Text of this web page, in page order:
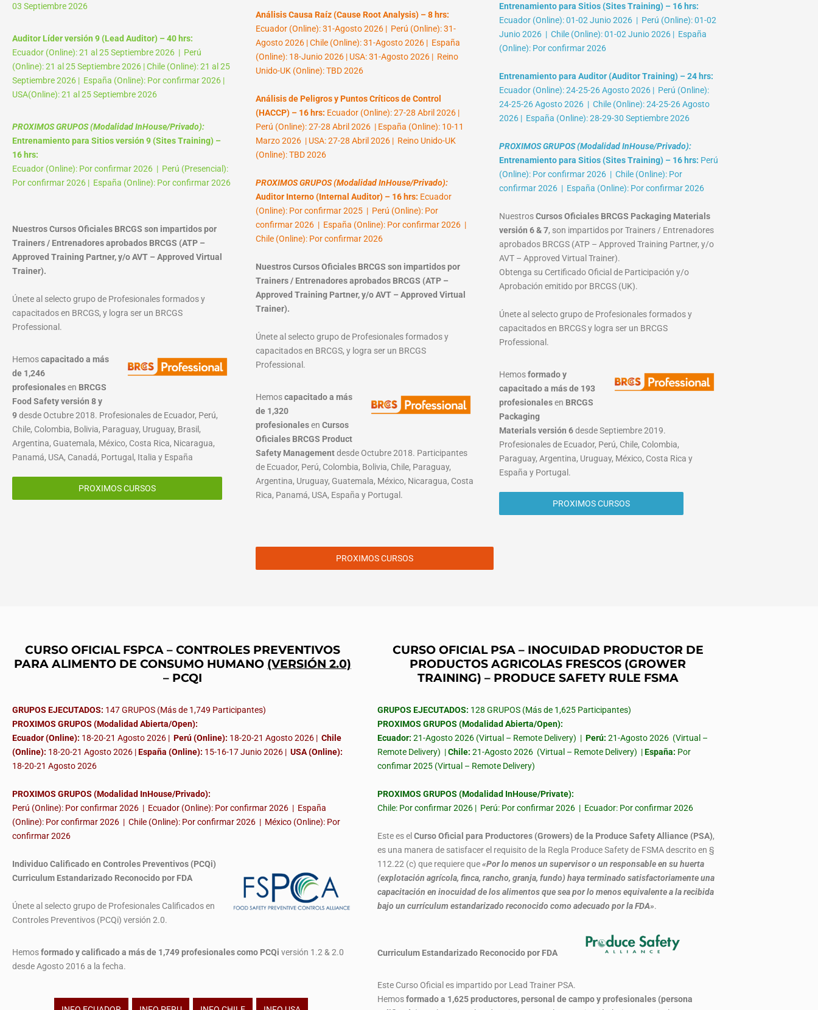
03 Septiembre 2026
Auditor Líder versión 9 (Lead Auditor) – 40 hrs:
Ecuador (Online): 21 al 25 Septiembre 2026 | Perú
(Online): 21 al 25 Septiembre 2026 | Chile (Online): 21 al 25
Septiembre 2026 | España (Online): Por confirmar 2026 |
USA(Online): 21 al 25 Septiembre 2026
PROXIMOS GRUPOS (Modalidad InHouse/Privado):
Entrenamiento para Sitios versión 9 (Sites Training) –
16 hrs:
Ecuador (Online): Por confirmar 2026 | Perú (Presencial):
Por confirmar 2026 | España (Online): Por confirmar 2026
Nuestros Cursos Oficiales BRCGS son impartidos por
Trainers / Entrenadores aprobados BRCGS (ATP –
Approved Training Partner, y/o AVT – Approved Virtual
Trainer).
Únete al selecto grupo de Profesionales formados y
capacitados en BRCGS, y logra ser un BRCGS
Professional.
Hemoscapacitado a más
de 1,246
profesionalesen BRCGS
Food Safety versión 8 y
9desde Octubre 2018. Profesionales de Ecuador, Perú,
Chile, Colombia, Bolivia, Paraguay, Uruguay, Brasil,
Argentina, Guatemala, México, Costa Rica, Nicaragua,
Panamá, USA, Canadá, Portugal, Italia y España
PROXIMOS CURSOS
Análisis Causa Raíz (Cause Root Analysis) – 8 hrs:
Ecuador (Online): 31-Agosto 2026 | Perú (Online): 31-
Agosto 2026 | Chile (Online): 31-Agosto 2026 | España
(Online): 18-Junio 2026 | USA: 31-Agosto 2026 | Reino
Unido-UK (Online): TBD 2026
Análisis de Peligros y Puntos Críticos de Control
(HACCP) – 16 hrs: Ecuador (Online): 27-28 Abril 2026 |
Perú (Online): 27-28 Abril 2026 | España (Online): 10-11
Marzo 2026 | USA: 27-28 Abril 2026 | Reino Unido-UK
(Online): TBD 2026
PROXIMOS GRUPOS (Modalidad InHouse/Privado):
Auditor Interno (Internal Auditor) – 16 hrs: Ecuador
(Online): Por confirmar 2025 | Perú (Online): Por
confirmar 2026 | España (Online): Por confirmar 2026 |
Chile (Online): Por confirmar 2026
Nuestros Cursos Oficiales BRCGS son impartidos por
Trainers / Entrenadores aprobados BRCGS (ATP –
Approved Training Partner, y/o AVT – Approved Virtual
Trainer).
Únete al selecto grupo de Profesionales formados y
capacitados en BRCGS, y logra ser un BRCGS
Professional.
Hemoscapacitado a más
de 1,320
profesionalesen Cursos
Oficiales BRCGS Product
Safety Managementdesde Octubre 2018. Participantes
de Ecuador, Perú, Colombia, Bolivia, Chile, Paraguay,
Argentina, Uruguay, Guatemala, México, Nicaragua, Costa
Rica, Panamá, USA, España y Portugal.
PROXIMOS CURSOS
Entrenamiento para Sitios (Sites Training) – 16 hrs:
Ecuador (Online): 01-02 Junio 2026 | Perú (Online): 01-02
Junio 2026 | Chile (Online): 01-02 Junio 2026 | España
(Online): Por confirmar 2026
Entrenamiento para Auditor (Auditor Training) – 24 hrs:
Ecuador (Online): 24-25-26 Agosto 2026 | Perú (Online):
24-25-26 Agosto 2026 | Chile (Online): 24-25-26 Agosto
2026 | España (Online): 28-29-30 Septiembre 2026
PROXIMOS GRUPOS (Modalidad InHouse/Privado):
Entrenamiento para Sitios (Sites Training) – 16 hrs: Perú
(Online): Por confirmar 2026 | Chile (Online): Por
confirmar 2026 | España (Online): Por confirmar 2026
NuestrosCursos Oficiales BRCGS Packaging Materials
versión 6 & 7, son impartidos por Trainers / Entrenadores
aprobados BRCGS (ATP – Approved Training Partner, y/o
AVT – Approved Virtual Trainer).
Obtenga su Certificado Oficial de Participación y/o
Aprobación emitido por BRCGS (UK).
Únete al selecto grupo de Profesionales formados y
capacitados en BRCGS y logra ser un BRCGS
Professional.
Hemosformado y
capacitado a más de 193
profesionalesen BRCGS
Packaging
Materialsversión 6desde Septiembre 2019.
Profesionales de Ecuador, Perú, Chile, Colombia,
Paraguay, Argentina, Uruguay, México, Costa Rica y
España y Portugal.
PROXIMOS CURSOS
CURSO OFICIAL FSPCA – CONTROLES PREVENTIVOS
PARA ALIMENTO DE CONSUMO HUMANO (VERSIÓN 2.0)
– PCQI
GRUPOS EJECUTADOS: 147 GRUPOS (Más de 1,749 Participantes)
PROXIMOS GRUPOS (Modalidad Abierta/Open):
Ecuador (Online): 18-20-21 Agosto 2026 | Perú (Online): 18-20-21 Agosto 2026 | Chile
(Online): 18-20-21 Agosto 2026 |España (Online): 15-16-17 Junio 2026 | USA (Online):
18-20-21 Agosto 2026
PROXIMOS GRUPOS (Modalidad InHouse/Privado):
Perú (Online): Por confirmar 2026 | Ecuador (Online): Por confirmar 2026 | España
(Online): Por confirmar 2026 | Chile (Online): Por confirmar 2026 | México (Online): Por
confirmar 2026
Individuo Calificado en Controles Preventivos (PCQi)
Curriculum Estandarizado Reconocido por FDA
Únete al selecto grupo de Profesionales Calificados en
Controles Preventivos (PCQi) versión 2.0.
Hemosformado y calificado a más de 1,749 profesionalescomo PCQi versión 1.2 & 2.0
desde Agosto 2016 a la fecha.
CURSO OFICIAL PSA – INOCUIDAD PRODUCTOR DE
PRODUCTOS AGRICOLAS FRESCOS (GROWER
TRAINING) – PRODUCE SAFETY RULE FSMA
GRUPOS EJECUTADOS: 128 GRUPOS (Más de 1,625 Participantes)
PROXIMOS GRUPOS (Modalidad Abierta/Open):
Ecuador: 21-Agosto 2026 (Virtual – Remote Delivery) | Perú: 21-Agosto 2026 (Virtual –
Remote Delivery) |Chile: 21-Agosto 2026 (Virtual – Remote Delivery) |España: Por
confimar 2025 (Virtual – Remote Delivery)
PROXIMOS GRUPOS (Modalidad InHouse/Private):
Chile: Por confirmar 2026 | Perú: Por confirmar 2026 | Ecuador: Por confirmar 2026
Este es el Curso Oficial para Productores (Growers) de la Produce Safety Alliance (PSA),
es una manera de satisfacer el requisito de la Regla Produce Safety de FSMA descrito en §
112.22 (c) que requiere que«Por lo menos un supervisor o un responsable en su huerta
(explotación agrícola, finca, rancho, granja, fundo) haya terminado satisfactoriamente una
capacitación en inocuidad de los alimentos que sea por lo menos equivalente a la recibida
bajo un currículum estandarizado reconocido como adecuado por la FDA».
Curriculum Estandarizado Reconocido por FDA
Este Curso Oficial es impartido por Lead Trainer PSA.
Hemosformadoa 1,625 productores, personal de campo y profesionales (persona